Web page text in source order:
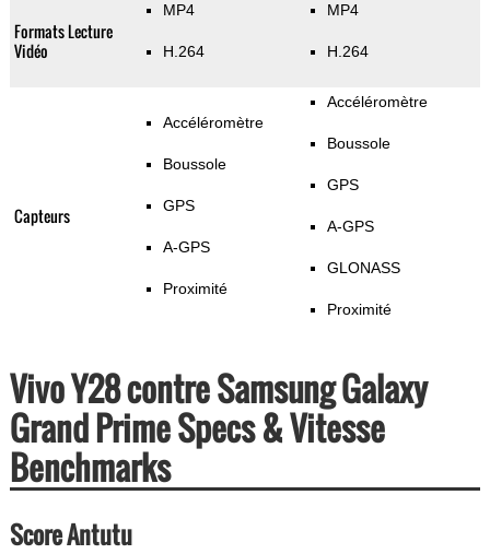
Formats Lecture
Vidéo
MP4
H.264
MP4
H.264
Capteurs
Accéléromètre
Boussole
GPS
A-GPS
Proximité
Accéléromètre
Boussole
GPS
A-GPS
GLONASS
Proximité
Vivo Y28 contre Samsung Galaxy
Grand Prime Specs & Vitesse
Benchmarks
Score Antutu